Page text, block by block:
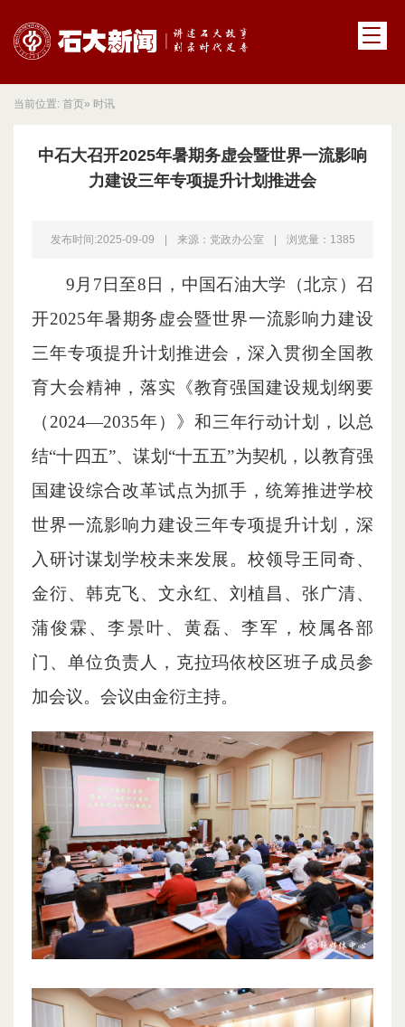
当前位置: 首页» 时讯
中石大召开2025年暑期务虚会暨世界一流影响
力建设三年专项提升计划推进会
发布时间:2025-09-09 来源：党政办公室 浏览量： 1385
9月7日至8日，中国石油大学（北京）召
开2025年暑期务虚会暨世界一流影响力建设
三年专项提升计划推进会，深入贯彻全国教
育大会精神，落实《教育强国建设规划纲要
（2024—2035年）》和三年行动计划，以总
结“十四五”、谋划“十五五”为契机，以教育强
国建设综合改革试点为抓手，统筹推进学校
世界一流影响力建设三年专项提升计划，深
入研讨谋划学校未来发展。校领导王同奇、
金衍、韩克飞、文永红、刘植昌、张广清、
蒲俊霖、李景叶、黄磊、李军，校属各部
门、单位负责人，克拉玛依校区班子成员参
加会议。会议由金衍主持。